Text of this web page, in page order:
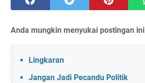
Anda mungkin menyukai postingan ini
Lingkaran
Jangan Jadi Pecandu Politik